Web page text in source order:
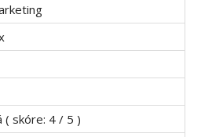
( skóre: 4 / 5 )